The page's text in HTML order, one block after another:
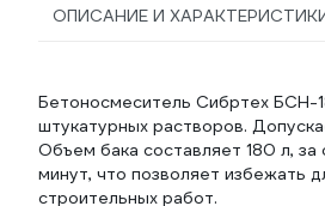
ОПИСАНИЕ И
Бетоносмеситель Сибртех БСН-
штукатурных растворов.
Объем бака составляет 180 л,
минут, что позволяет избежать
строительных работ.